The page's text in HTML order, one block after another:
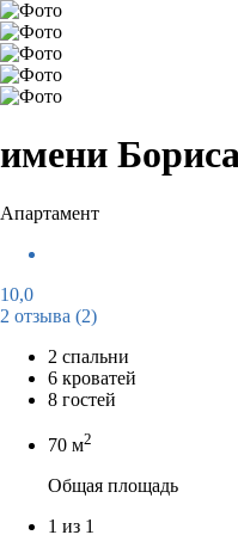
имени
Апартамент
10,0
2 отзыва (2)
2 спальни
6 кроватей
8 гостей
70 м2
Общая площадь
1 из 1